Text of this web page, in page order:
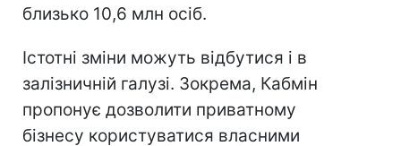
близько 10,6 млн осіб.
Істотні зміни можуть відбутися і в
залізничній галузі. Зокрема, Кабмін
пропонує дозволити приватному
бізнесу користуватися власними